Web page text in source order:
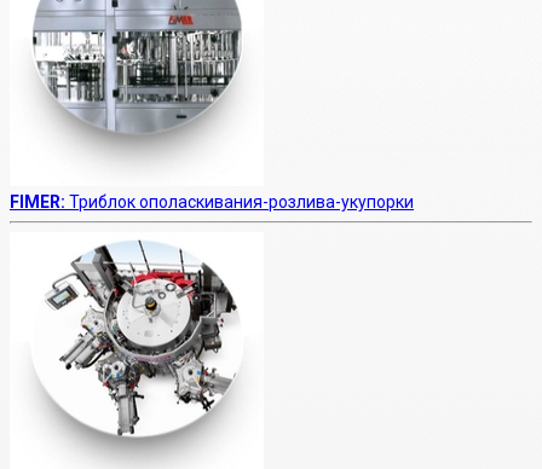
FIMER: Триблок ополаскивания-розлива-укупорки